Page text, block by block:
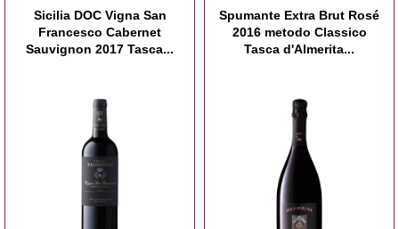
Sicilia DOC Vigna San
Francesco Cabernet
Sauvignon 2017 Tasca...
Spumante Extra Brut Rosé
2016 metodo Classico
Tasca d'Almerita...